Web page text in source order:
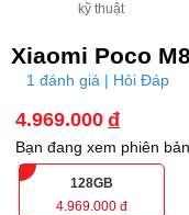
kỹ thuật
Xiaomi Poco
1 đánh giá | Hỏi Đáp
4.969.000 đ
Bạn đang xem phiên bản
128GB
4.969.000đ